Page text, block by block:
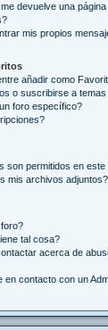
devuelve una
mis propios
añadir como
o suscribirse a
foro específico?
son permitidos en este
mis archivos adjuntos?
tal cosa?
acerca de
en contacto con un